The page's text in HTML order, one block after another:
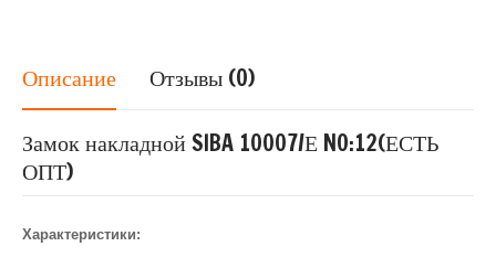
Описание Отзывы (0)
Замок накладной SIBA 10007/Е NO:12(ЕСТЬ
ОПТ)
Характеристики: